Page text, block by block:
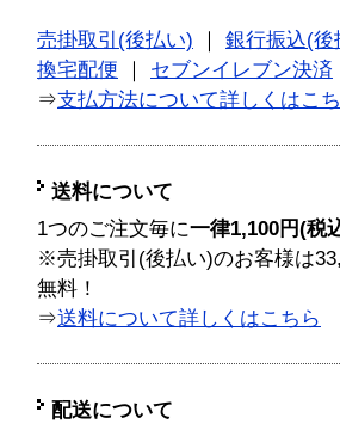
売掛取引(後払い)
銀行振込(後
換宅配便
セブンイレブン決済
⇒支払方法について詳しくはこ
送料について
1つのご注文毎に一律1,100円(税
※売掛取引(後払い)のお客様は
無料！
⇒送料について詳しくはこちら
配送について